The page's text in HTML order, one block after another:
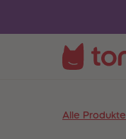
Alle Produkte